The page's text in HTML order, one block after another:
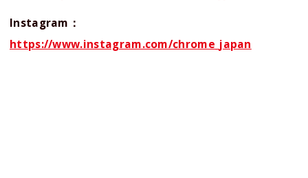
Instagram：
https://www.instagram.com/chrome_japan